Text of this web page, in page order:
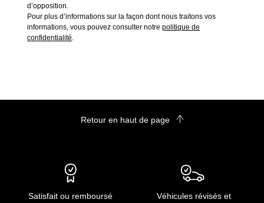
d’opposition.
Pour plus d’informations sur la façon dont nous traitons vos
informations, vous pouvez consulter notre politique de
confidentialité.
Retour en haut de page
Satisfait ou remboursé
Véhicules révisés et